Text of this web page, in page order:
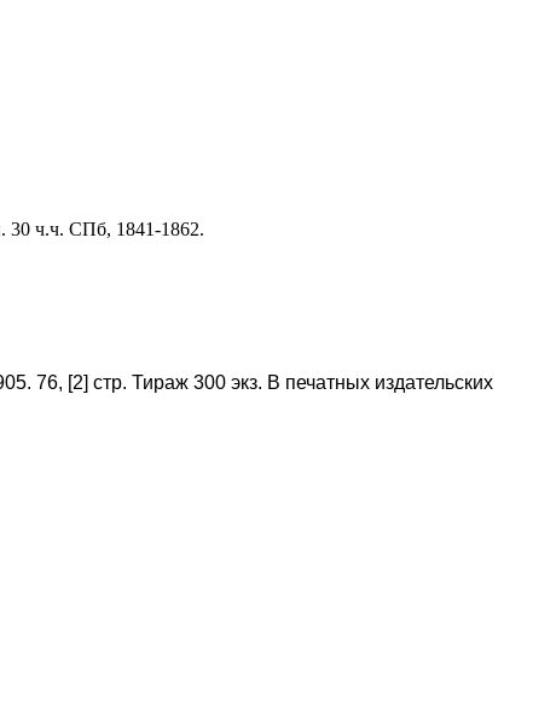
30 ч.ч. СПб, 1841-1862.
76, [2] стр. Тираж 300 экз. В печатных издательских